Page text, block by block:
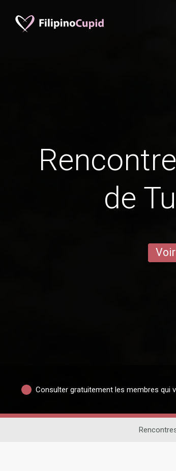
de
Consulter gratuitement les membres qui